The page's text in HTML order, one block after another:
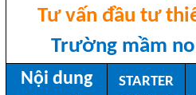
Tư vấn đầu tư
Trường mầm
Nội dung
STARTER